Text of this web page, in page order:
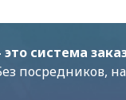
система
посредников,